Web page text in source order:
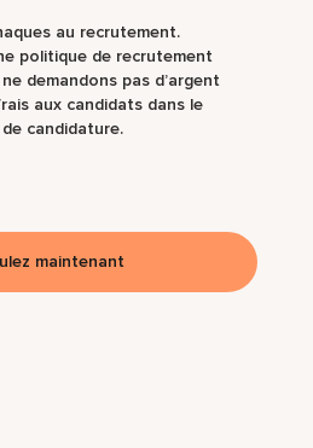
au recrutement.
politique de recrutement
demandons pas d’argent
aux candidats dans le
candidature.
maintenant